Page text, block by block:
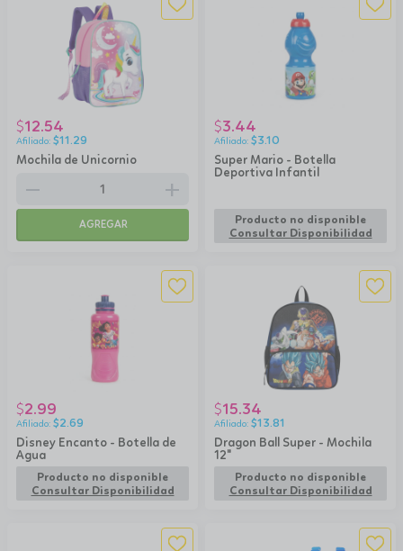
Mochila de Unicornio
$12.54
$11.29
remove add
AGREGAR
Super Mario - Botella
Deportiva Infantil
$3.44
$3.10
Producto no disponible
Consultar Disponibilidad
Disney Encanto - Botella de
Agua
$2.99
$2.69
Producto no disponible
Consultar Disponibilidad
Dragon Ball Super - Mochila
12"
$15.34
$13.81
Producto no disponible
Consultar Disponibilidad